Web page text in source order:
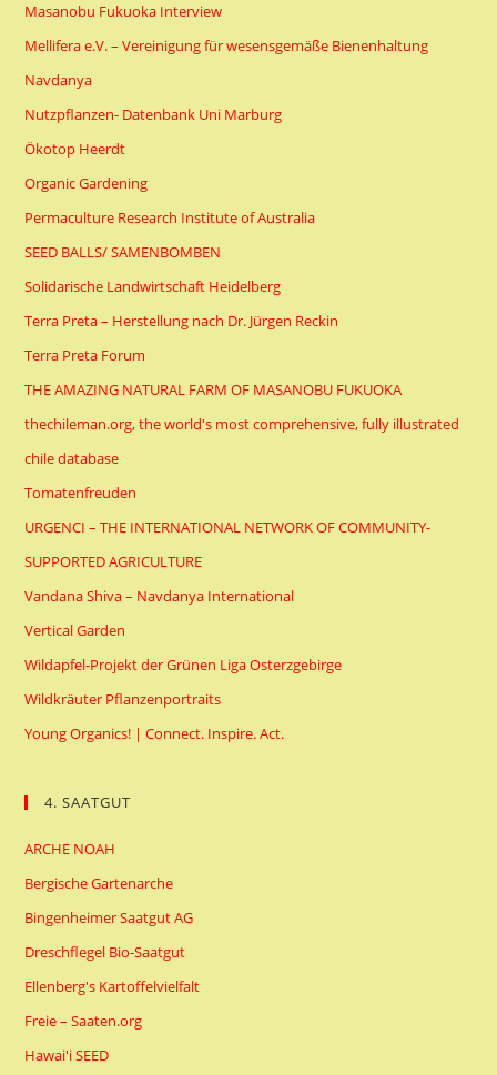
Masanobu Fukuoka Interview
Mellifera e.V. – Vereinigung für wesensgemäße Bienenhaltung
Navdanya
Nutzpflanzen- Datenbank Uni Marburg
Ökotop Heerdt
Organic Gardening
Permaculture Research Institute of Australia
SEED BALLS/ SAMENBOMBEN
Solidarische Landwirtschaft Heidelberg
Terra Preta – Herstellung nach Dr. Jürgen Reckin
Terra Preta Forum
THE AMAZING NATURAL FARM OF MASANOBU FUKUOKA
thechileman.org, the world's most comprehensive, fully illustrated
chile database
Tomatenfreuden
URGENCI – THE INTERNATIONAL NETWORK OF COMMUNITY-
SUPPORTED AGRICULTURE
Vandana Shiva – Navdanya International
Vertical Garden
Wildapfel-Projekt der Grünen Liga Osterzgebirge
Wildkräuter Pflanzenportraits
Young Organics! | Connect. Inspire. Act.
4. SAATGUT
ARCHE NOAH
Bergische Gartenarche
Bingenheimer Saatgut AG
Dreschflegel Bio-Saatgut
Ellenberg's Kartoffelvielfalt
Freie – Saaten.org
Hawai'i SEED